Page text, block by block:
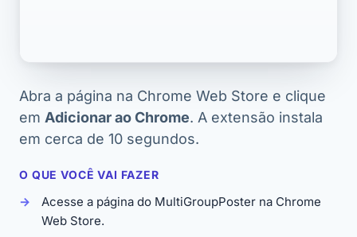
Abra a página na Chrome Web Store e clique
em Adicionar ao Chrome. A extensão instala
em cerca de 10 segundos.
O QUE VOCÊ VAI FAZER
Acesse a página do MultiGroupPoster na Chrome
Web Store.